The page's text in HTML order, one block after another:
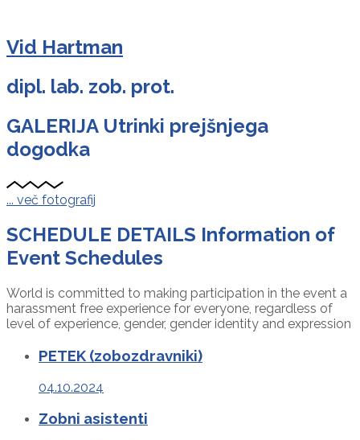
Vid Hartman
dipl. lab. zob. prot.
GALERIJAUtrinki prejšnjega
dogodka
... več fotografij
SCHEDULE DETAILS Information of
Event Schedules
World is committed to making participation in the event a
harassment free experience for everyone, regardless of
level of experience, gender, gender identity and expression
PETEK (zobozdravniki)
04.10.2024
Zobni asistenti